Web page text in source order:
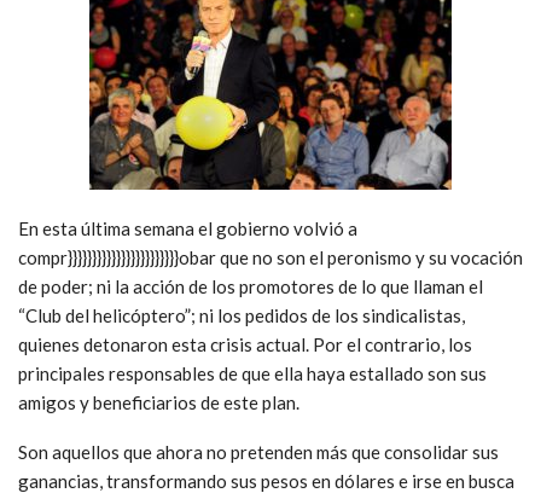
En esta última semana el gobierno volvió a
compr}}}}}}}}}}}}}}}}}}}}}}}obar que no son el peronismo y su vocación
de poder; ni la acción de los promotores de lo que llaman el
“Club del helicóptero”; ni los pedidos de los sindicalistas,
quienes detonaron esta crisis actual. Por el contrario, los
principales responsables de que ella haya estallado son sus
amigos y beneficiarios de este plan.
Son aquellos que ahora no pretenden más que consolidar sus
ganancias, transformando sus pesos en dólares e irse en busca